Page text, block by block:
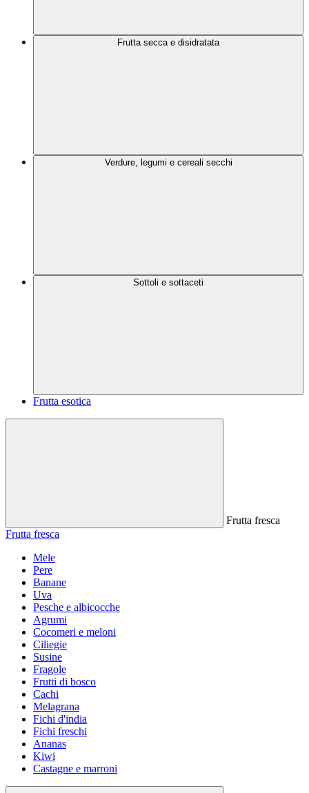
Frutta secca e disidratata
Verdure, legumi e cereali secchi
Sottoli e sottaceti
Frutta esotica
Frutta fresca
Frutta fresca
Mele
Pere
Banane
Uva
Pesche e albicocche
Agrumi
Cocomeri e meloni
Ciliegie
Susine
Fragole
Frutti di bosco
Cachi
Melagrana
Fichi d'india
Fichi freschi
Ananas
Kiwi
Castagne e marroni